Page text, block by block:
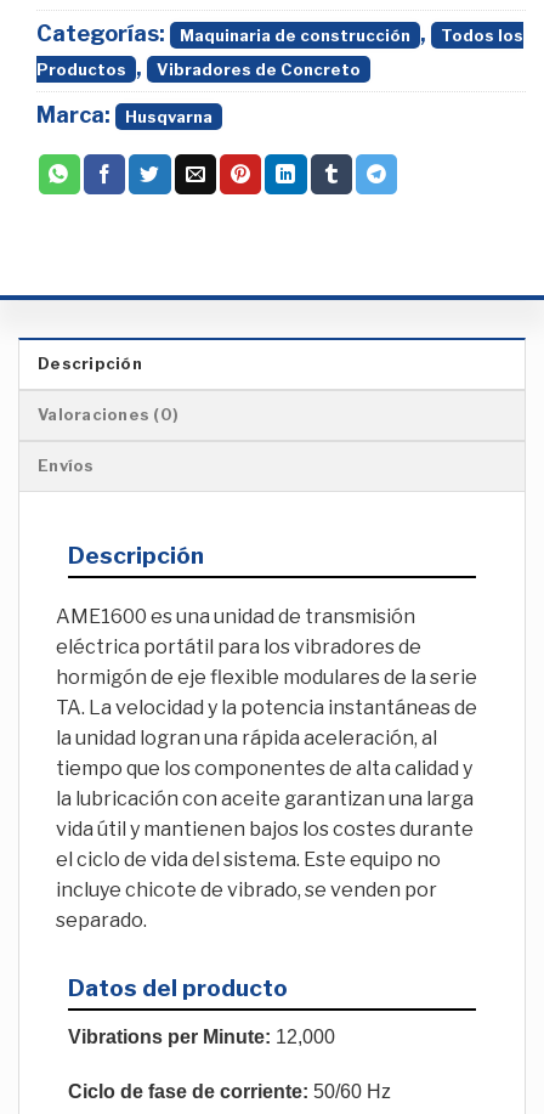
Categorías:
Maquinaria de construcción ,
Todos los
Productos
, Vibradores de Concreto
Marca: Husqvarna
Descripción
Valoraciones (0)
Envíos
Descripción
AME1600 es una unidad de transmisión
eléctrica portátil para los vibradores de
hormigón de eje flexible modulares de la serie
TA. La velocidad y la potencia instantáneas de
la unidad logran una rápida aceleración, al
tiempo que los componentes de alta calidad y
la lubricación con aceite garantizan una larga
vida útil y mantienen bajos los costes durante
el ciclo de vida del sistema. Este equipo no
incluye chicote de vibrado, se venden por
separado.
Datos del producto
Vibrations per Minute: 12,000
Ciclo de fase de corriente: 50/60 Hz